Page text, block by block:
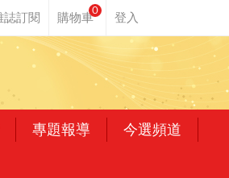
0
專題報導 今選頻道